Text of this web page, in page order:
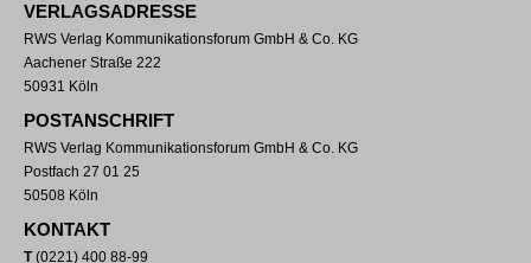
VERLAGSADRESSE
RWS Verlag Kommunikationsforum GmbH & Co. KG
Aachener Straße 222
50931 Köln
POSTANSCHRIFT
RWS Verlag Kommunikationsforum GmbH & Co. KG
Postfach 27 01 25
50508 Köln
KONTAKT
T(0221) 400 88-99